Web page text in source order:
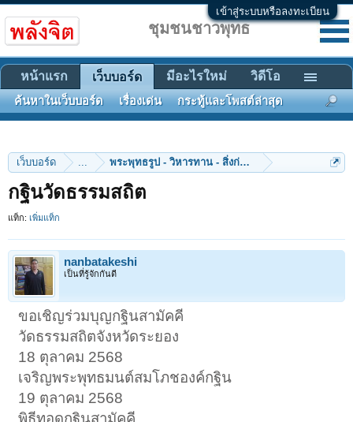
เข้าสู่ระบบหรือลงทะเบียน
เว็บบอร์ด ... พระพุทธรูป - วิหารทาน - สิ่งก่อสร้าง
กฐินวัดธรรมสถิต
แท็ก: เพิ่มแท็ก
nanbatakeshi
เป็นที่รู้จักกันดี
ขอเชิญร่วมบุญกฐินสามัคคี
วัดธรรมสถิตจังหวัดระยอง
18 ตุลาคม 2568
เจริญพระพุทธมนต์สมโภชองค์กฐิน
19 ตุลาคม 2568
ชุมชนชาวพุทธ
หน้าแรก เว็บบอร์ด
ค้นหาในเว็บบอร์ด เรื่องเด่น กระทู้และโพสต์ล่าสุด
มีอะไรใหม่ วิดีโอ